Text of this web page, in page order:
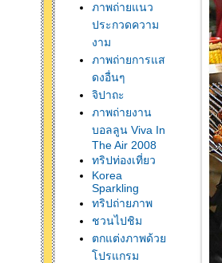
ภาพถ่ายแนว
ประกวดความ
งาม
ภาพถ่ายการแส
ดงอื่นๆ
จิปาถะ
ภาพถ่ายงาน
บอลลูน Viva In
The Air 2008
ทริปท่องเที่ยว
Korea
Sparkling
ทริปถ่ายภาพ
ชวนไปชิม
ตกแต่งภาพด้ว
ปรแกรม